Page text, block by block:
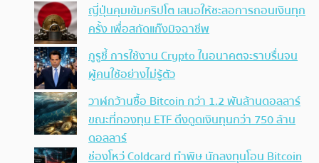
ญี่ปุ่นคุมเข้มคริปโต เสนอให้ชะลอการถอนเงินทุก
ครั้ง เพื่อสกัดแก๊งมิจฉาชีพ
กูรูชี้ การใช้งาน Crypto ในอนาคตจะราบรื่นจน
ผู้คนใช้อย่างไม่รู้ตัว
วาฬกว้านซื้อ Bitcoin กว่า 1.2 พันล้านดอลลาร์
ขณะที่กองทุน ETF ดึงดูดเงินทุนกว่า 750 ล้าน
ดอลลาร์
ช่องโหว่ Coldcard ทำพิษ นักลงทุนโอน Bitcoin